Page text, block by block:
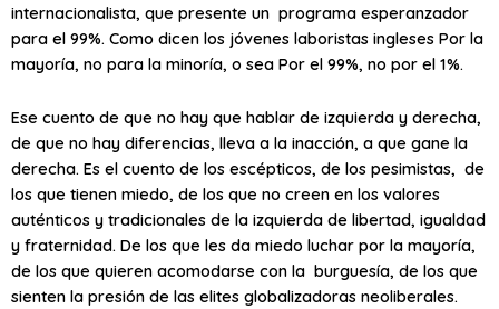
internacionalista, que presente un programa esperanzador
para el 99%. Como dicen los jóvenes laboristas ingleses Por la
mayoría, no para la minoría, o sea Por el 99%, no por el 1%.
Ese cuento de que no hay que hablar de izquierda y derecha,
de que no hay diferencias, lleva a la inacción, a que gane la
derecha. Es el cuento de los escépticos, de los pesimistas, de
los que tienen miedo, de los que no creen en los valores
auténticos y tradicionales de la izquierda de libertad, igualdad
y fraternidad. De los que les da miedo luchar por la mayoría,
de los que quieren acomodarse con la burguesía, de los que
sienten la presión de las elites globalizadoras neoliberales.